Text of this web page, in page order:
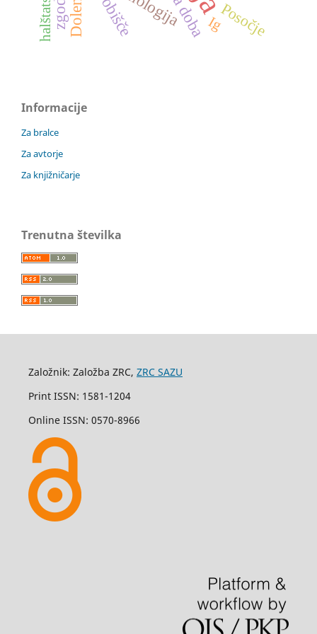
Posočje
Ig
Informacije
Za bralce
Za avtorje
Za knjižničarje
Trenutna številka
Založnik: Založba ZRC, ZRC SAZU
Print ISSN: 1581-1204
Online ISSN: 0570-8966